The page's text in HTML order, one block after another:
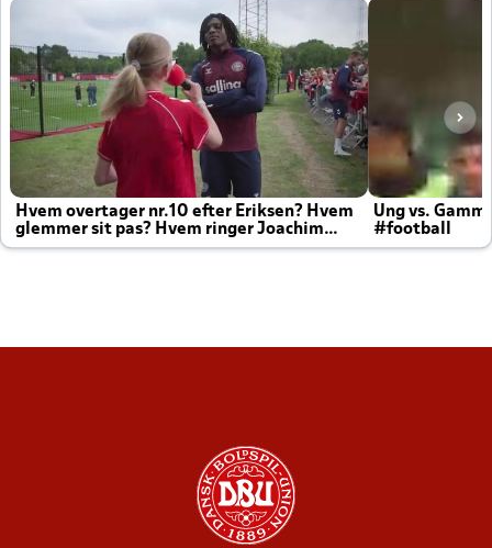
Hvem overtager nr.10 efter Eriksen? Hvem
glemmer sit pas? Hvem ringer Joachim
altid til efter kampe?
Ung vs.
#football